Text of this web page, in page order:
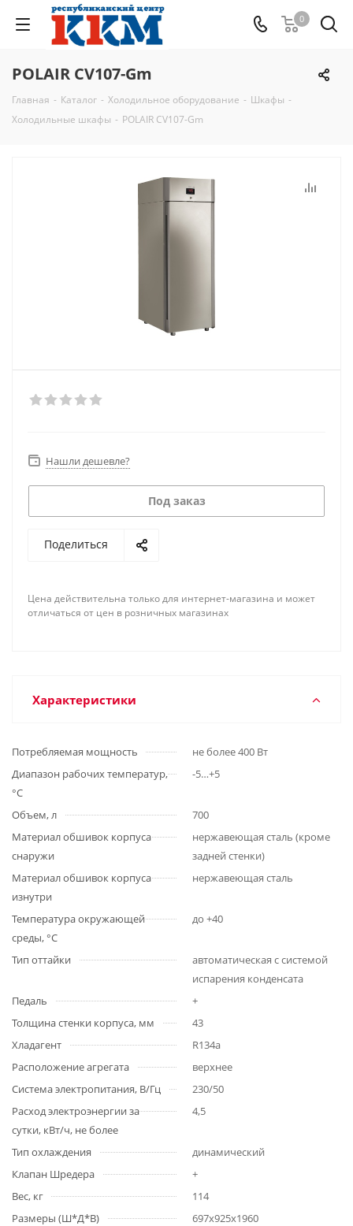
0
POLAIR CV107-Gm
Главная - Каталог - Холодильное оборудование - Шкафы -
Холодильные шкафы - POLAIR CV107-Gm
Нашли дешевле?
Под заказ
Поделиться
Цена действительна только для интернет-магазина и может
отличаться от цен в розничных магазинах
Характеристики
Потребляемая мощность
не более 400 Вт
Диапазон рабочих температур,
°С
-5…+5
Объем, л
700
Материал обшивок корпуса
снаружи
нержавеющая сталь (кроме
задней стенки)
Материал обшивок корпуса
изнутри
нержавеющая сталь
Температура окружающей
среды, °С
до +40
Тип оттайки
автоматическая с системой
испарения конденсата
Педаль
+
Толщина стенки корпуса, мм
43
Хладагент
R134a
Расположение агрегата
верхнее
Система электропитания, В/Гц
230/50
Расход электроэнергии за
сутки, кВт/ч, не более
4,5
Тип охлаждения
динамический
Клапан Шредера
+
Вес, кг
114
Размеры (Ш*Д*В)
697х925х1960